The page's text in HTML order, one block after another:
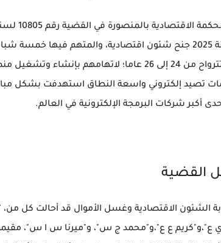
1532 لسنة 2025 جنح شئون اقتصادية، والمتهم فيها
أعمارهم تترواح من 24 إلى 26 عاما؛ لاتهامهم
أكبر شركات البرمجة الإلكترونية في العالم.
القضية
ع"،و"كريم ع ع"،و"محمد ج س"، و"ميرنا س ا س"،